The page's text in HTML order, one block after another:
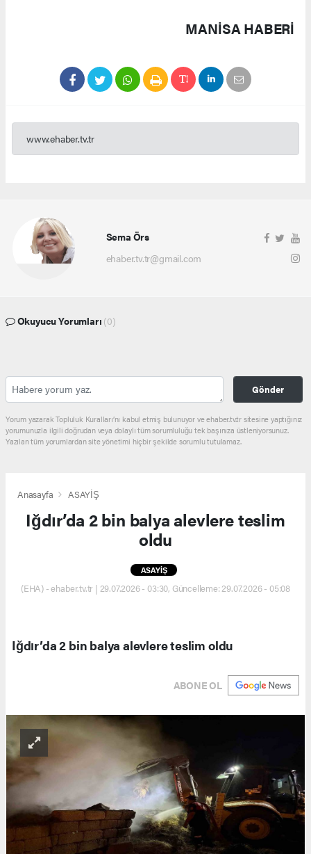
MANISA HABERİ
www.ehaber.tv.tr
Sema Örs
ehaber.tv.tr@gmail.com
Okuyucu Yorumları (0)
Gönder
Yorum yazarak Topluluk Kuralları’nı kabul etmiş bulunuyor ve ehaber.tv.tr sitesine yaptığınız
yorumunuzla ilgili doğrudan veya dolaylı tüm sorumluluğu tek başınıza üstleniyorsunuz.
Yazılan tüm yorumlardan site yönetimi hiçbir şekilde sorumlu tutulamaz.
Anasayfa ASAYİŞ
Iğdır’da 2 bin balya alevlere teslim
oldu
ASAYİŞ
(EHA) - ehaber.tv.tr | 29.07.2026 - 03:30, Güncelleme: 29.07.2026 - 05:08
Iğdır’da 2 bin balya alevlere teslim oldu
ABONE OL